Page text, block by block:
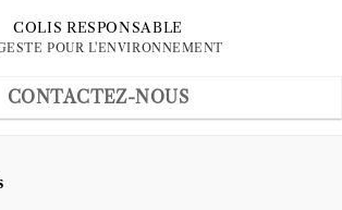
COLIS RESPONSABLE
POUR L'ENVIRONNEMENT
CONTACTEZ-NOUS